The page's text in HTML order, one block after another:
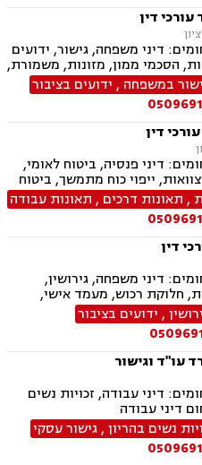
דין
דיני משפחה, גישור, ידועים
הסכמי ממון, מזונות, משמורת,
חלוקת רכוש, מעמד אישי, זמני
הורי, מקרקעין ונדל"ן, ליקויי
דיני חברות, מסחרי אזרחי,
ירושות וצוואות, גישור
במשפחה , ידועים בציבור
דין
דיני פנסיה, ביטוח לאומי,
ייפוי כוח מתמשך, ביטוח
ונזקי רכוש, נזקי גוף ותאונות,
עבודה, בריאות הנפש, אובדן
תלמידים, רשלנות רפואית.
, תאונות דרכים , תאונות עבודה
דין
דיני משפחה, גירושין,
חלוקת רכוש, מעמד אישי,
אלימות במשפחה, ניכור
וצוואות, גישור במשפחה,
מתמשך
, ידועים בציבור
עו"ד וגישור
דיני עבודה, זכויות נשים
דיני עבודה
נשים בהריון,גישור עסקי